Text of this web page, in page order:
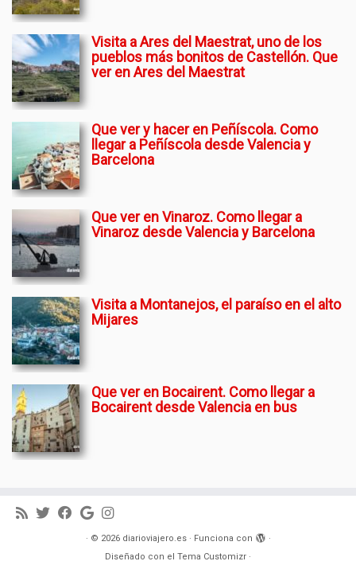
Visita a Ares del Maestrat, uno de los
pueblos más bonitos de Castellón. Que
ver en Ares del Maestrat
Que ver y hacer en Peñíscola. Como
llegar a Peñíscola desde Valencia y
Barcelona
Que ver en Vinaroz. Como llegar a
Vinaroz desde Valencia y Barcelona
Visita a Montanejos, el paraíso en el alto
Mijares
Que ver en Bocairent. Como llegar a
Bocairent desde Valencia en bus
· © 2026 diarioviajero.es· Funciona con
·
Diseñado con el Tema Customizr ·